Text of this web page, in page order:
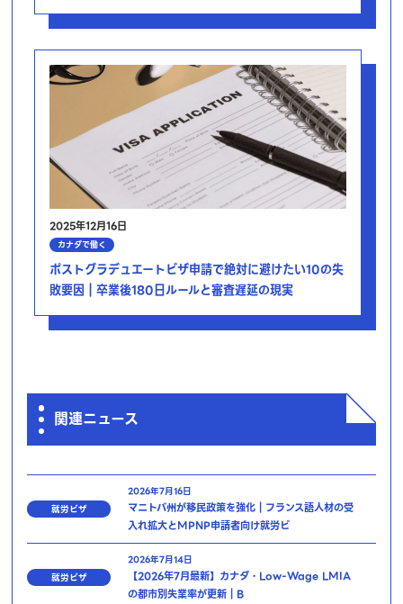
2025年12月16日
カナダで働く
ポストグラデュエートビザ申請で絶対に避けたい10の失
敗要因｜卒業後180日ルールと審査遅延の現実
関連ニュース
就労ビザ
2026年7月16日
マニトバ州が移民政策を強化｜フランス語人材の受
入れ拡大とMPNP申請者向け就労ビ
就労ビザ
2026年7月14日
【2026年7月最新】カナダ・Low-Wage LMIA
の都市別失業率が更新｜B